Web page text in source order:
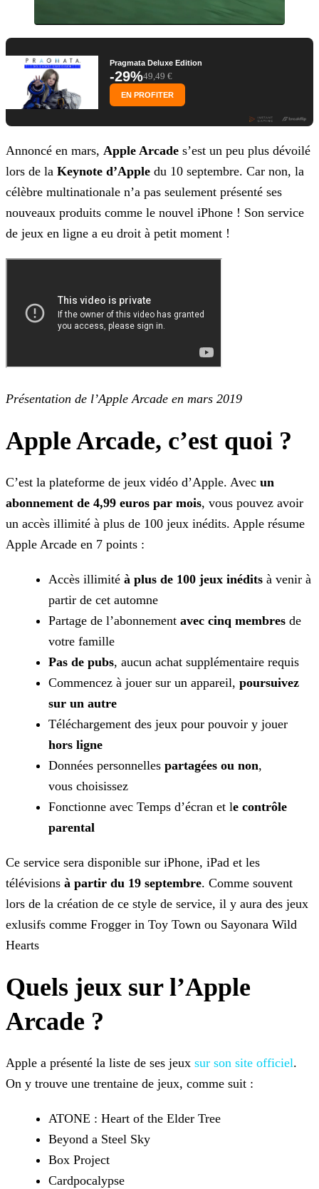
Pragmata Deluxe Edition
-29%49,49 €
EN PROFITER
Annoncé en mars, Apple Arcade s’est un peu plus dévoilé
lors de la Keynote d’Apple du 10 septembre. Car non, la
célèbre multinationale n’a pas seulement présenté ses
nouveaux produits comme le nouvel iPhone ! Son service
de jeux en ligne a eu droit à petit moment !
Présentation de l’Apple Arcade en mars 2019
Apple Arcade, c’est quoi ?
C’est la plateforme de jeux vidéo d’Apple. Avec un
abonnement de 4,99 euros par mois, vous pouvez avoir
un accès illimité à plus de 100 jeux inédits. Apple résume
Apple Arcade en 7 points :
Accès illimité à plus de 100 jeux inédits à venir à
partir de cet automne
Partage de l’abonnement avec cinq membres de
votre famille
Pas de pubs, aucun achat supplémentaire requis
Commencez à jouer sur un appareil, poursuivez
sur un autre
Téléchargement des jeux pour pouvoir y jouer
hors ligne
Données personnelles partagées ou non,
vous choisissez
Fonctionne avec Temps d’écran et le contrôle
parental
Ce service sera disponible sur iPhone, iPad et les
télévisions à partir du 19 septembre. Comme souvent
lors de la création de ce style de service, il y aura des jeux
exlusifs comme Frogger in Toy Town ou Sayonara Wild
Hearts
Quels jeux sur l’Apple
Arcade ?
Apple a présenté la liste de ses jeux sur son site officiel.
On y trouve une trentaine de jeux, comme suit :
ATONE : Heart of the Elder Tree
Beyond a Steel Sky
Box Project
Cardpocalypse